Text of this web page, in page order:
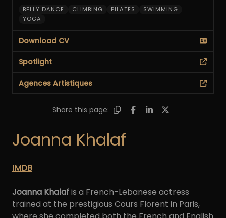
BELLY DANCE CLIMBING PILATES
SWIMMING
YOGA
Download CV
Spotlight
Agences Artistiques
Share this page:
Joanna Khalaf
IMDB
Joanna Khalafis a French-Lebanese actress
trained at the prestigious Cours Florent in Paris,